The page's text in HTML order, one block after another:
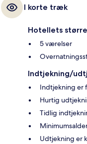
I korte træk
Hotellets
5 værelser
Indtjekning/
Indtjekning er
Hurtig
Tidlig
Udtjekning er